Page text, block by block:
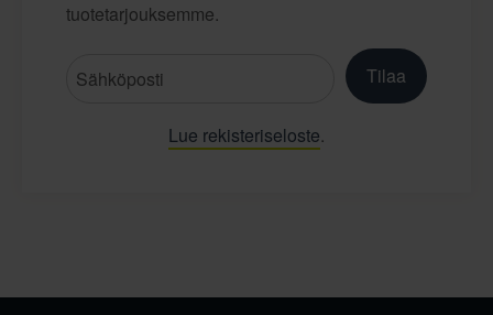
tuotetarjouksemme.
Tilaa
Lue rekisteriseloste.